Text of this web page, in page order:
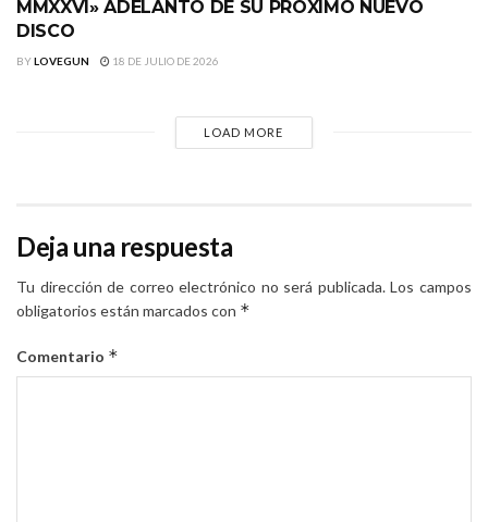
MMXXVI» ADELANTO DE SU PRÓXIMO NUEVO
DISCO
BYLOVEGUN 18 DE JULIO DE 2026
LOAD MORE
Deja una respuesta
Tu dirección de correo electrónico no será publicada. Los campos
obligatorios están marcados con *
Comentario *